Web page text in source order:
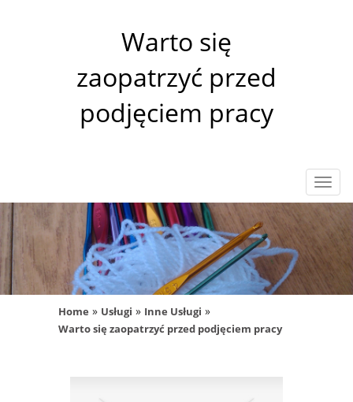
Warto się
zaopatrzyć przed
podjęciem pracy
Home » Usługi » Inne Usługi »
Warto się zaopatrzyć przed podjęciem pracy